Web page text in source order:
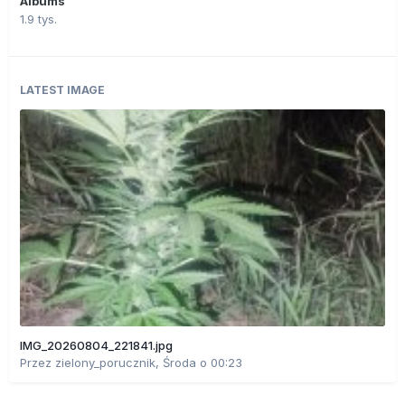
1.9 tys.
LATEST IMAGE
IMG_20260804_221841.jpg
Przez zielony_porucznik, Środa o 00:23